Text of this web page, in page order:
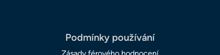
Podmínky používání